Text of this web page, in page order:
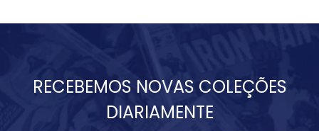
RECEBEMOS NOVAS COLEÇÕES
DIARIAMENTE